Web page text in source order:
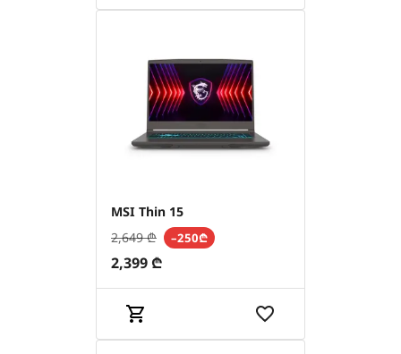
MSI Thin 15
2,649₾ –250₾
2,399 ₾